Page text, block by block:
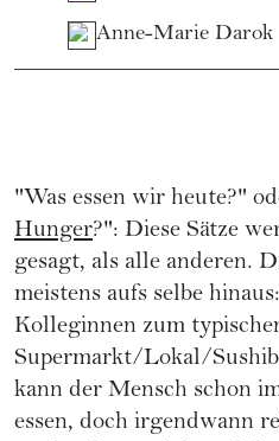
Anne-Marie Darok
"Was essen wir heute?"
Hunger?": Diese Sätze
gesagt, als alle anderen.
meistens aufs selbe
Kolleginnen zum
Supermarkt/Lokal/
kann der Mensch schon
essen, doch irgendwann